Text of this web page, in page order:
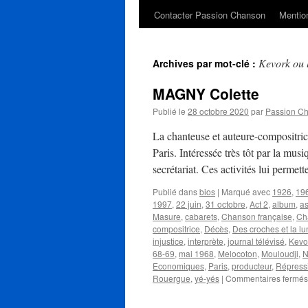
Contacter Passion Chanson
Archives par mot-clé : Kevork ou
MAGNY Colette
Publié le 28 octobre 2020 par Passion
La chanteuse et auteure-
Paris. Intéressée très tôt par la
secrétariat. Ces activités lui
Publié dansbios | Marqué avec 1926,
1997, 22 juin, 31 octobre, Act 2, album,
Masure, cabarets, Chanson française,
compositrice, Décès, Des croches et la
injustice, interprète, journal télévisé,
68-69, mai 1968, Melocoton, Mouloudji,
Economiques, Paris, producteur,
Rouergue, yé-yés | Commentaires fermés